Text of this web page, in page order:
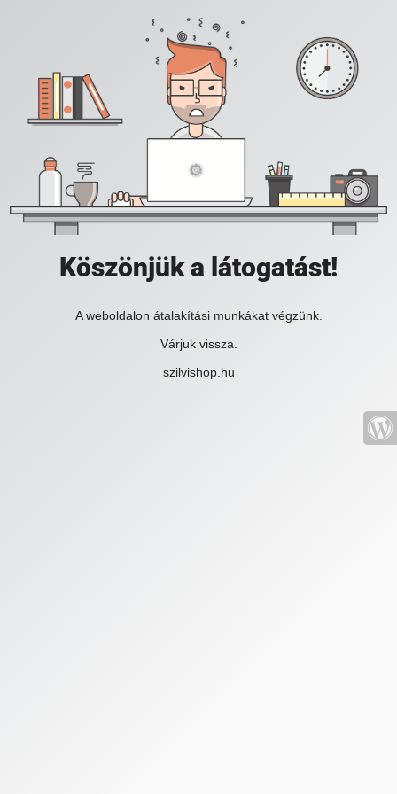
Köszönjük a látogatást!
A weboldalon átalakítási munkákat végzünk.
Várjuk vissza.
szilvishop.hu